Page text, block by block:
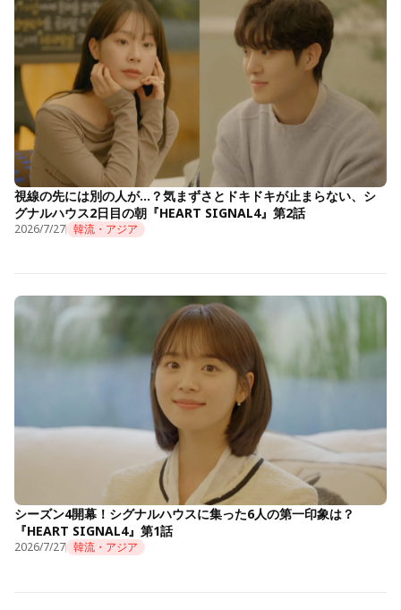
視線の先には別の人が…？気まずさとドキドキが止まらない、シ
グナルハウス2日目の朝『HEART SIGNAL4』第2話
2026/7/27 韓流・アジア
シーズン4開幕！シグナルハウスに集った6人の第一印象は？
『HEART SIGNAL4』第1話
2026/7/27 韓流・アジア